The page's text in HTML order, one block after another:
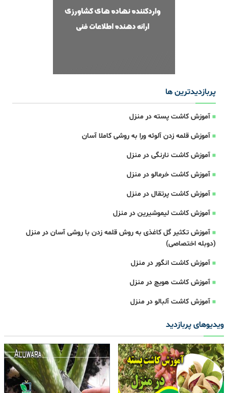
پربازدیدترین ها
آموزش کاشت پسته در منزل
آموزش قلمه زدن آلوئه ورا به روشی کاملا آسان
آموزش کاشت نارنگی در منزل
آموزش کاشت خرمالو در منزل
آموزش کاشت پرتقال در منزل
آموزش کاشت لیموشیرین در منزل
آموزش تکثیر گل کاغذی به روش قلمه زدن با روشی آسان در منزل
(دوبله اختصاصی)
آموزش کاشت انگور در منزل
آموزش کاشت هویچ در منزل
آموزش کاشت آلبالو در منزل
ویدیوهای پربازدید